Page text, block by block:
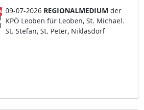
09-07-2026 RE­GIO­NAL­ME­DI­UM der
KPÖ Leo­ben für Leo­ben, St. Mi­cha­el.
St. Ste­fan, St. Pe­ter, Niklas­dorf